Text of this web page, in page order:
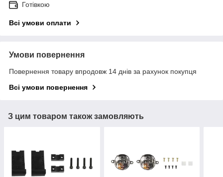
Готівкою
Всі умови оплати
Умови повернення
Повернення товару впродовж 14 днів за рахунок покупця
Всі умови повернення
З цим товаром також замовляють